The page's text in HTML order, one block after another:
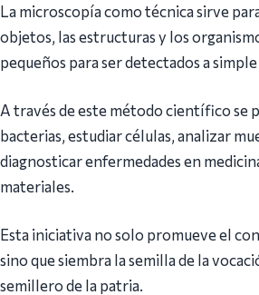
La microscopía como técnica sirve
objetos, las estructuras y los
pequeños para ser detectados a simple
A través de este método científico se
bacterias, estudiar células, analizar
diagnosticar enfermedades en
materiales.
Esta iniciativa no solo promueve el
sino que siembra la semilla de la
semillero de la patria.